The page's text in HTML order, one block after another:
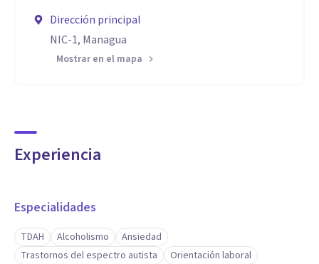
Dirección principal
NIC-1, Managua
Mostrar en el mapa
Experiencia
Especialidades
TDAH Alcoholismo
Ansiedad
Trastornos del espectro autista
Orientación laboral